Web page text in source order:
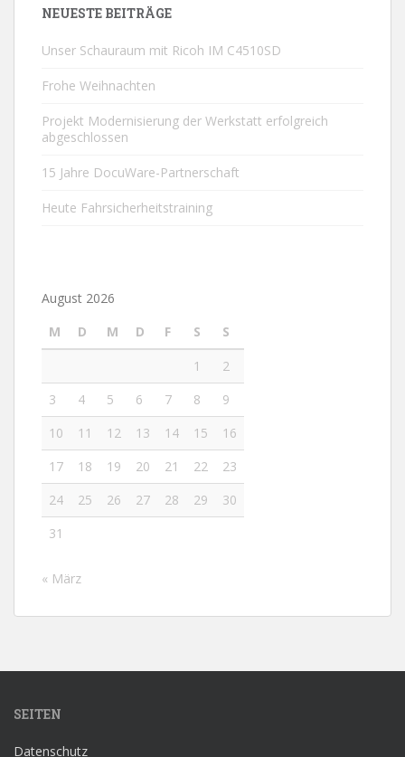
NEUESTE BEITRÄGE
Unser Schauraum mit Ricoh IM C4510SD
Frohe Weihnachten
Projekt Modernisierung der Werkstatt erfolgreich
abgeschlossen
15 Jahre DocuWare-Partnerschaft
Heute Fahrsicherheitstraining
August 2026
M
D M D F S
S
1
2
3
4 5 6 7 8
9
10
11 12 13 14 15
16
17
18 19 20 21 22
23
24
25 26 27 28 29
30
31
« März
SEITEN
Datenschutz